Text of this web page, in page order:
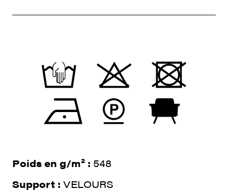
Poids en g/m² : 548
Support : VELOURS